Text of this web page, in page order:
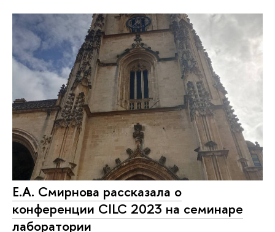
Е.А. Смирнова рассказала о
конференции CILC 2023 на семинаре
лаборатории